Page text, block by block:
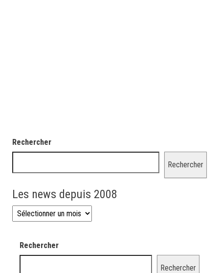
Rechercher
Rechercher
Les news depuis 2008
Les news depuis 2008
Rechercher
Rechercher